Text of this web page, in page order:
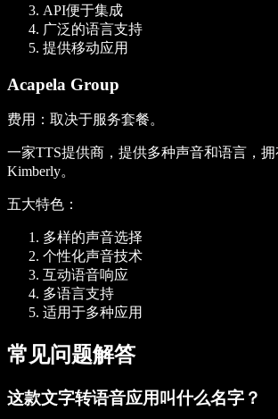
API便于集成
广泛的语言支持
提供移动应用
Acapela Group
费用 ：取决于服务套餐。
一家TTS提供商，提供多种声音和语言，
Kimberly。
五大特色 ：
多样的声音选择
个性化声音技术
互动语音响应
多语言支持
适用于多种应用
常见问题解答
这款文字转语音应用叫什么名字？